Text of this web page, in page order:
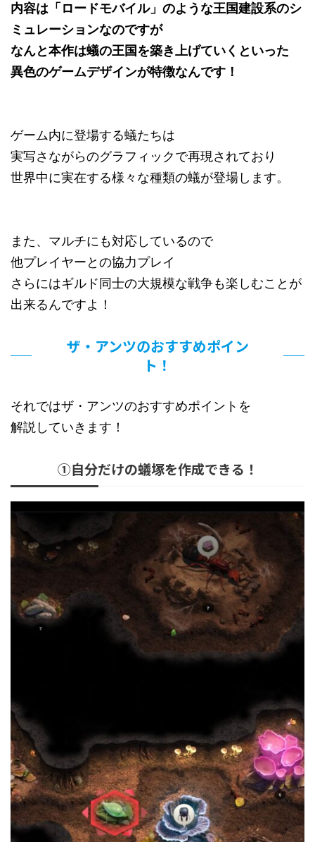
内容は「ロードモバイル」のような王国建設系のシ
ミュレーションなのですが
なんと本作は蟻の王国を築き上げていくといった
異色のゲームデザインが特徴なんです！
ゲーム内に登場する蟻たちは
実写さながらのグラフィックで再現されており
世界中に実在する様々な種類の蟻が登場します。
また、マルチにも対応しているので
他プレイヤーとの協力プレイ
さらにはギルド同士の大規模な戦争も楽しむことが
出来るんですよ！
ザ・アンツのおすすめポイン
ト！
それではザ・アンツのおすすめポイントを
解説していきます！
①自分だけの蟻塚を作成できる！